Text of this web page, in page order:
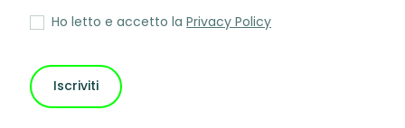
Ho letto e accetto laPrivacy Policy
Iscriviti